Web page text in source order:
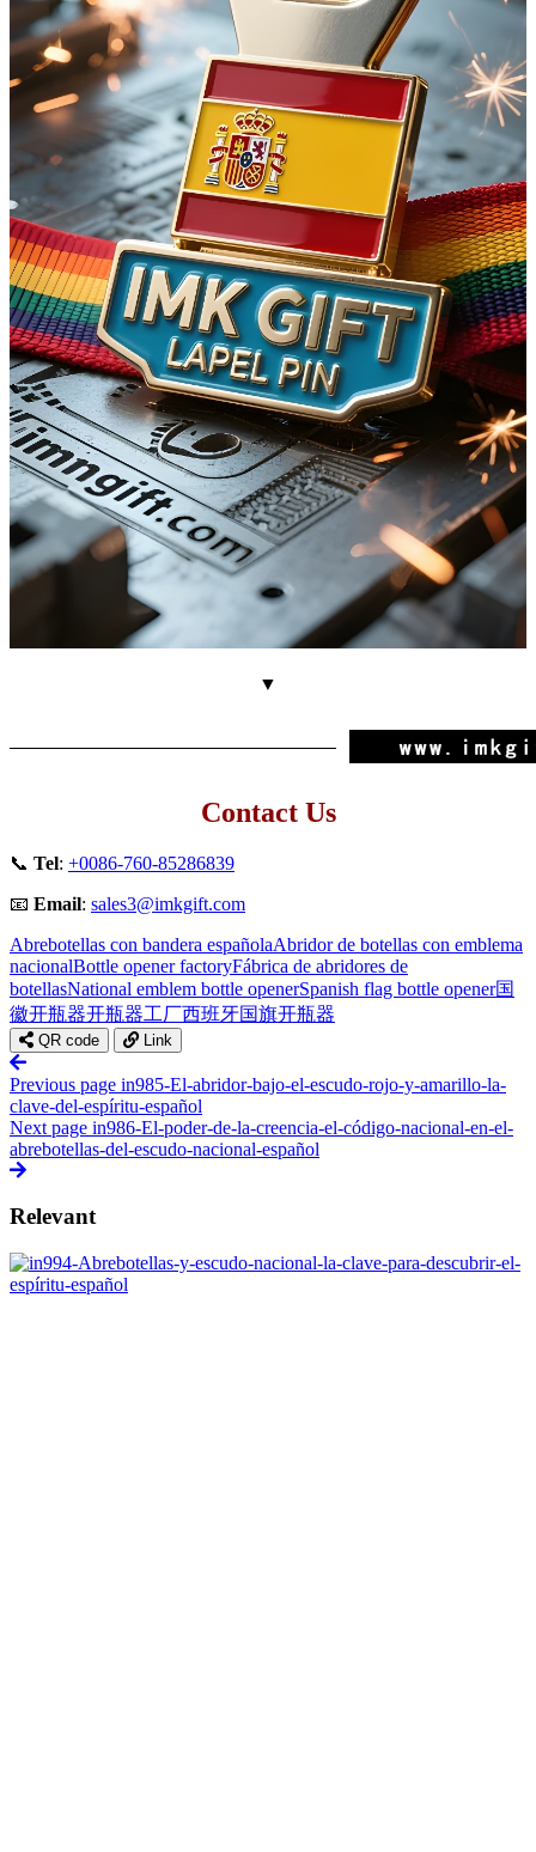
▼
Contact Us
📞 Tel: +0086-760-85286839
📧 Email: sales3@imkgift.com
Abrebotellas con bandera españolaAbridor de botellas con emblema
nacionalBottle opener factoryFábrica de abridores de
botellasNational emblem bottle openerSpanish flag bottle opener国
徽开瓶器开瓶器工厂西班牙国旗开瓶器
QR code Link
Previous page in985-El-abridor-bajo-el-escudo-rojo-y-amarillo-la-
clave-del-espíritu-español
Next page in986-El-poder-de-la-creencia-el-código-nacional-en-el-
abrebotellas-del-escudo-nacional-español
Relevant